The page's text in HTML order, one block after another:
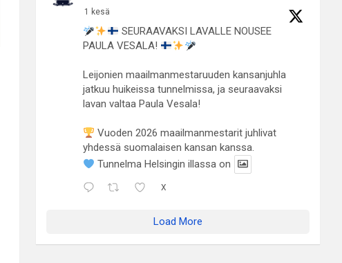
1 kesä
SEURAAVAKSI LAVALLE NOUSEE
PAULA VESALA!
Leijonien maailmanmestaruuden kansanjuhla
jatkuu huikeissa tunnelmissa, ja seuraavaksi
lavan valtaa Paula Vesala!
Vuoden 2026 maailmanmestarit juhlivat
yhdessä suomalaisen kansan kanssa.
Tunnelma Helsingin illassa on
X
Load More